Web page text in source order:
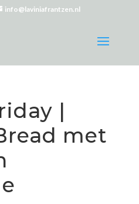
info@laviniafrantzen.nl
|
met